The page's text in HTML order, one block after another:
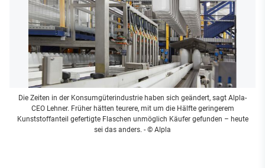
Die Zeiten in der Konsumgüterindustrie haben sich geändert, sagt Alpla-
CEO Lehner. Früher hätten teurere, mit um die Hälfte geringerem
Kunststoffanteil gefertigte Flaschen unmöglich Käufer gefunden – heute
sei das anders. - © Alpla